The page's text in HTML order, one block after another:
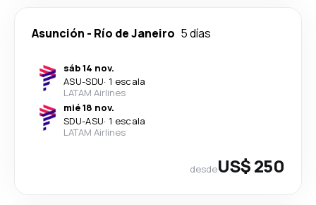
Asunción - Río de Janeiro 5 días
sáb 14 nov.
ASU-SDU· 1 escala
LATAM Airlines
mié 18 nov.
SDU-ASU· 1 escala
LATAM Airlines
desdeUS$ 250